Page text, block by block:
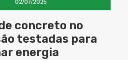
02/07/2025
concreto no
testadas para
energia